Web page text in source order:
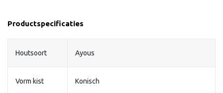
Productspecificaties
Houtsoort Ayous
Vorm kist Konisch